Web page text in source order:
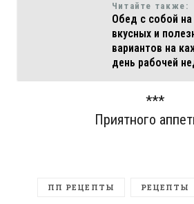
Читайте также:
Обед с собой на
вкусных и
вариантов на
день рабочей
***
Приятного
ПП РЕЦЕПТЫ РЕЦЕПТЫ